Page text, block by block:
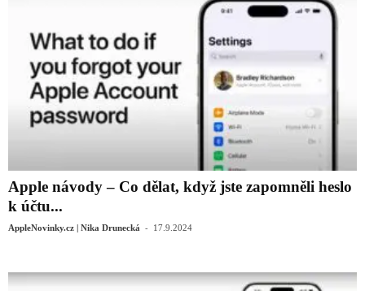
Apple návody – Co dělat, když jste zapomněli heslo
k účtu...
AppleNovinky.cz | Nika Drunecká - 17.9.2024